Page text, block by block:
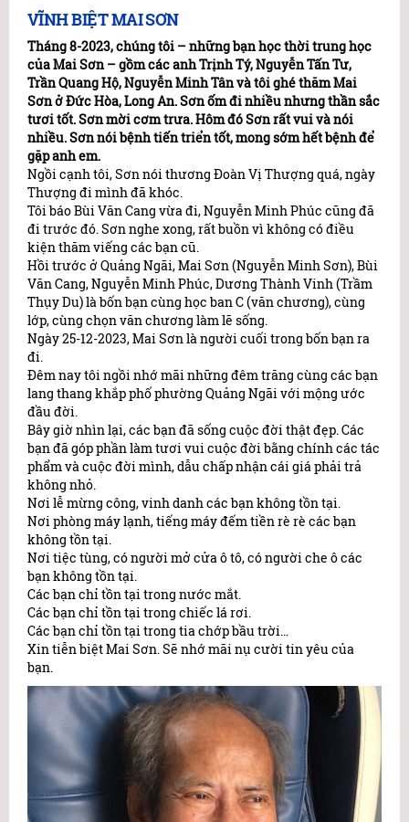
VĨNH BIỆT MAI SƠN
Tháng 8-2023, chúng tôi – những bạn học thời trung học
của Mai Sơn – gồm các anh Trịnh Tý, Nguyễn Tấn Tư,
Trần Quang Hộ, Nguyễn Minh Tân và tôi ghé thăm Mai
Sơn ở Đức Hòa, Long An. Sơn ốm đi nhiều nhưng thần sắc
tươi tốt. Sơn mời cơm trưa. Hôm đó Sơn rất vui và nói
nhiều. Sơn nói bệnh tiến triển tốt, mong sớm hết bệnh để
gặp anh em.
Ngồi cạnh tôi, Sơn nói thương Đoàn Vị Thượng quá, ngày
Thượng đi mình đã khóc.
Tôi báo Bùi Văn Cang vừa đi, Nguyễn Minh Phúc cũng đã
đi trước đó. Sơn nghe xong, rất buồn vì không có điều
kiện thăm viếng các bạn cũ.
Hồi trước ở Quảng Ngãi, Mai Sơn (Nguyễn Minh Sơn), Bùi
Văn Cang, Nguyễn Minh Phúc, Dương Thành Vinh (Trầm
Thụy Du) là bốn bạn cùng học ban C (văn chương), cùng
lớp, cùng chọn văn chương làm lẽ sống.
Ngày 25-12-2023, Mai Sơn là người cuối trong bốn bạn ra
đi.
Đêm nay tôi ngồi nhớ mãi những đêm trăng cùng các bạn
lang thang khắp phố phường Quảng Ngãi với mộng ước
đầu đời.
Bây giờ nhìn lại, các bạn đã sống cuộc đời thật đẹp. Các
bạn đã góp phần làm tươi vui cuộc đời bằng chính các tác
phẩm và cuộc đời mình, dẫu chấp nhận cái giá phải trả
không nhỏ.
Nơi lễ mừng công, vinh danh các bạn không tồn tại.
Nơi phòng máy lạnh, tiếng máy đếm tiền rè rè các bạn
không tồn tại.
Nơi tiệc tùng, có người mở cửa ô tô, có người che ô các
bạn không tồn tại.
Các bạn chỉ tồn tại trong nước mắt.
Các bạn chỉ tồn tại trong chiếc lá rơi.
Các bạn chỉ tồn tại trong tia chớp bầu trời…
Xin tiễn biệt Mai Sơn. Sẽ nhớ mãi nụ cười tin yêu của
bạn.